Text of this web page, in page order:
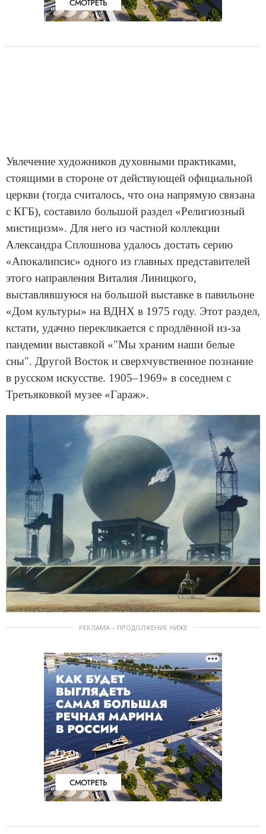
Увлечение художников духовными практиками,
стоящими в стороне от действующей официальной
церкви (тогда считалось, что она напрямую связана
с КГБ), составило большой раздел «Религиозный
мистицизм». Для него из частной коллекции
Александра Сплошнова удалось достать серию
«Апокалипсис» одного из главных представителей
этого направления Виталия Линицкого,
выставлявшуюся на большой выставке в павильоне
«Дом культуры» на ВДНХ в 1975 году. Этот раздел,
кстати, удачно перекликается с продлённой из-за
пандемии выставкой «"Мы храним наши белые
сны". Другой Восток и сверхчувственное познание
в русском искусстве. 1905–1969» в соседнем с
Третьяковкой музее «Гараж».
РЕКЛАМА – ПРОДОЛЖЕНИЕ НИЖЕ